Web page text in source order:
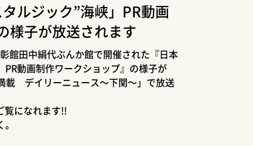
ルジック”海峡」PR動画
様子が放送されます
館田中絹代ぶんか館で開催された『日本
動画制作ワークショップ』の様子が
載 デイリーニュース～下関～」で放送
覧になれます!!